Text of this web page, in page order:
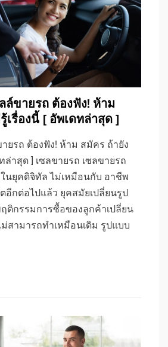
ล์ขายรถ ต้องฟัง! ห้าม
เรื่องนี้ [ อัพเดทล่าสุด ]
ยรถ ต้องฟัง! ห้าม สมัคร ถ้ายัง
ล่าสุด ] เซลขายรถ เซลขายรถ
นยุคดิจิทัล ไม่เหมือนกับ อาชีพ
อีกต่อไปแล้ว ยุคสมัยเปลี่ยนรูป
ติกรรมการซื้อของลูกค้าเปลี่ยน
สามารถทำเหมือนเดิม รูปแบบ